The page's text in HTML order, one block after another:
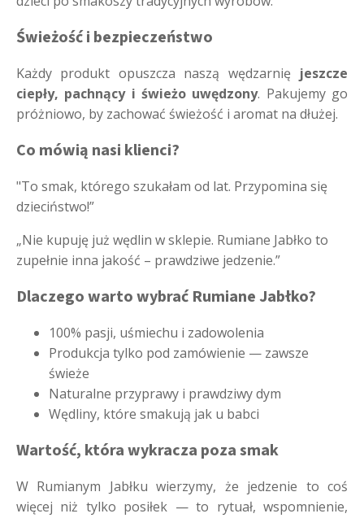
Świeżość i bezpieczeństwo
Każdy produkt opuszcza naszą wędzarnię jeszcze
ciepły, pachnący i świeżo uwędzony. Pakujemy go
próżniowo, by zachować świeżość i aromat na dłużej.
Co mówią nasi klienci?
"To smak, którego szukałam od lat. Przypomina się
dzieciństwo!”
„Nie kupuję już wędlin w sklepie. Rumiane Jabłko to
zupełnie inna jakość – prawdziwe jedzenie.”
Dlaczego warto wybrać Rumiane Jabłko?
100% pasji, uśmiechu i zadowolenia
Produkcja tylko pod zamówienie — zawsze
świeże
Naturalne przyprawy i prawdziwy dym
Wędliny, które smakują jak u babci
Wartość, która wykracza poza smak
W Rumianym Jabłku wierzymy, że jedzenie to coś
więcej niż tylko posiłek — to rytuał, wspomnienie,